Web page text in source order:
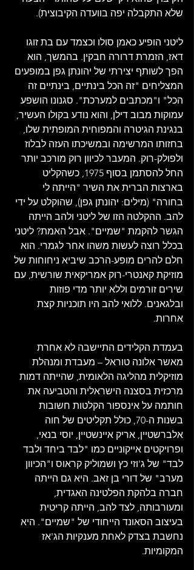
שלא התקבלה יפה בוועדה הקיבוצית).
ליטני הופיע כאמן סולו וכצמד עם בת זוגו
דאז, הזמרת דרורה חבקין. בהמשך, הוא
הפך לשותף יצירתי של יהונתן גפן במופעים
המצליחים "זה הכל בינתיים, בינתיים זה
הכל" ו"מכתבים למערכת". סגנונו הושפע
עמוקות מבוב דילן, והוא נודע בקולו העשיר,
בנגינת הגיטרה והמפוחית ​​המופתית שלו,
בחזותו המרשימה ובמשיכתו העזה לבלוז
ולפולק-רוק. המעבר לכיוון רוק מורכב יותר
החל להסתמן בסוף 1975, כשהקליט
בארצות הברית את השיר "הייתה לי
בחורה" (מילים: יהונתן גפן), שהוקלט על ידי
להב. ההקלטה הזו של ליטני ולהב הייתה
הגשר להקמת "שמיים". אבל האמת? ליטני
בכלל רוצה לעשות משהו אחר לגמרי. הוא
חלם להרים מופע-הרכב שיביא ניחוחות של
מוזיקת ​​קאנטרי-רוק אמריקאית שורשית, עם
שירים זורמים וללא יותר מדי פוזות
ובלגאנים. ללואי להב היו תוכניות קצת
אחרות.
בעמדת הקלידים התיישבה לא אחרת
מאשר אלונה טוראל – מעבדת ומנהלת
מוזיקלית מהליגה הלאומית, שהייתה דמות
מרכזית בסצנה הישראלית והטביעה את
חותמה על אינספור הקלטות חשובות
בשנות ה-70, כולל תקליטים של חוה
אלברשטיין, אריק איינשטיין, יוסי בנאי,
ופרויקטים אייקוניים כמו "לבד ביחד ולבד
לבד" של ג'וזי כץ ושמוליק קראוס ו"הכיוון
מערב" של דורי בן זאב. היא גם הייתה
חברה בלהקת הפלטינה האגדית,
ומעורבותה, לצד להב, הייתה קריטית
בעיצוב הסאונד הייחודי של "שמיים". היא
נחשבת בצדק לאחת מענקיות הג'אז
המקומיות.